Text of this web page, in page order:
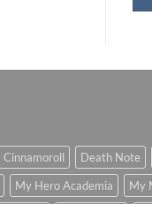
Cinnamoroll Death Note
My Hero Academia My